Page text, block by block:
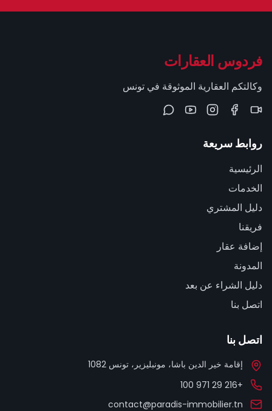
فردوس العقارات
وكالتكم العقارية الموثوقة في تونس
روابط سريعة
الرئيسية
الخدمات
دليل المشتري
فريقنا
إضافة عقار
المدونة
دليل الشراء عن بعد
اتصل بنا
اتصل بنا
إقامة خير الدين باشا، مونبليزير، تونس 1082
+216 29 971 100
contact@paradis-immobilier.tn